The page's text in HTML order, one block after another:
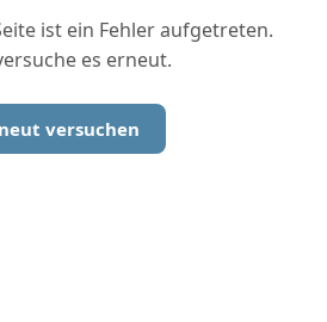
ist ein Fehler aufgetreten.
es erneut.
versuchen